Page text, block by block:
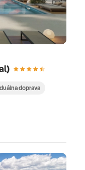
doprava